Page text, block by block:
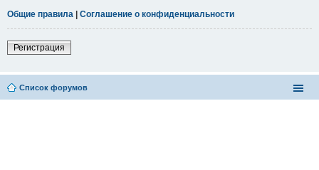
Общие правила | Соглашение о конфиденциальности
Регистрация
Список форумов